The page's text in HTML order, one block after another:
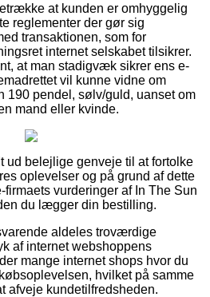
at kunden er omhyggelig
reglementer der gør sig
transaktionen, som for
internet selskabet tilsikrer.
at man stadigvæk sikrer ens e-
vil kunne vidne om
190 pendel, sølv/guld, uanset om
mand eller kvinde.
ud belejlige genveje til at fortolke
oplevelser og på grund af dette
firmaets vurderinger af In The Sun
du lægger din bestilling.
aldeles troværdige
af internet webshoppens
mange internet shops hvor du
hvilket på samme
afveje kundetilfredsheden.